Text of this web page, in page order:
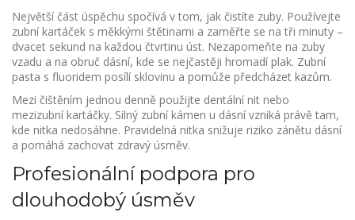
Největší část úspěchu spočívá v tom, jak čistíte zuby. Používejte
zubní kartáček s měkkými štětinami a zaměřte se na tři minuty –
dvacet sekund na každou čtvrtinu úst. Nezapomeňte na zuby
vzadu a na obruč dásní, kde se nejčastěji hromadí plak. Zubní
pasta s fluoridem posílí sklovinu a pomůže předcházet kazům.
Mezi čištěním jednou denně použijte dentální nit nebo
mezizubní kartáčky. Silný zubní kámen u dásní vzniká právě tam,
kde nitka nedosáhne. Pravidelná nitka snižuje riziko zánětu dásní
a pomáhá zachovat zdravý úsměv.
Profesionální podpora pro
dlouhodobý úsměv